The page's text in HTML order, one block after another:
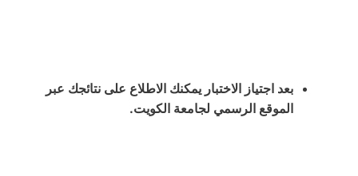
بعد اجتياز الاختبار يمكنك الاطلاع على نتائجك عبر
الموقع الرسمي لجامعة الكويت.